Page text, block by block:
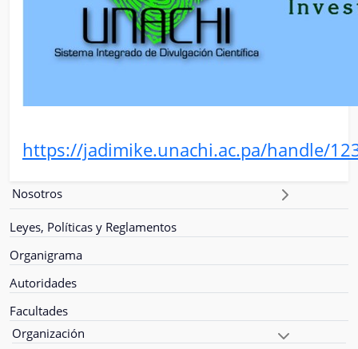
Nosotros
Leyes, Políticas y Reglamentos
Organigrama
Autoridades
Facultades
Organización
https://jadimike.unachi.ac.pa/handle/